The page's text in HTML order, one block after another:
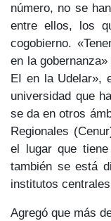
número, no se
entre ellos, los
cogobierno.
en la
EI en la Udelar»,
universidad que
se da en otros
Regionales
el lugar que
también se está
institutos
Agregó que más